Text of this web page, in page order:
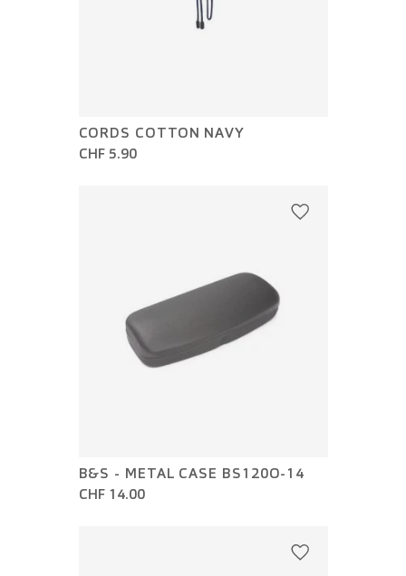
CORDS COTTON NAVY
CHF 5.90
B&S - METAL CASE BS120O-14
CHF 14.00